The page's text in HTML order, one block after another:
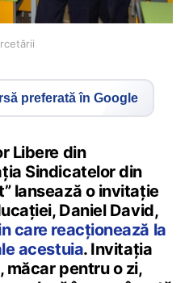
preferată în Google
Libere din
Sindicatelor din
lansează o invitație
Daniel David,
care reacționează la
acestuia. Invitația
măcar pentru o zi,